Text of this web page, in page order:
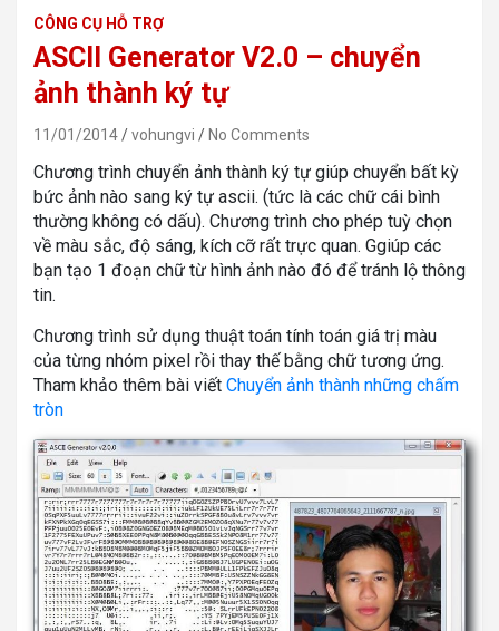
CÔNG CỤ HỖ TRỢ
ASCII Generator V2.0 – chuyển
ảnh thành ký tự
11/01/2014 vohungvi No Comments
Chương trình chuyển ảnh thành ký tự giúp chuyển bất kỳ
bức ảnh nào sang ký tự ascii. (tức là các chữ cái bình
thường không có dấu). Chương trình cho phép tuỳ chọn
về màu sắc, độ sáng, kích cỡ rất trực quan. Ggiúp các
bạn tạo 1 đoạn chữ từ hình ảnh nào đó để tránh lộ thông
tin.
Chương trình sử dụng thuật toán tính toán giá trị màu
của từng nhóm pixel rồi thay thế bằng chữ tương ứng.
Tham khảo thêm bài viết Chuyển ảnh thành những chấm
tròn